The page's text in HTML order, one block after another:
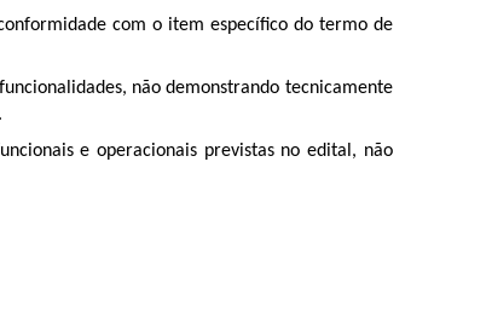
com o item específico do termo de
não demonstrando tecnicamente
e operacionais previstas no edital, não